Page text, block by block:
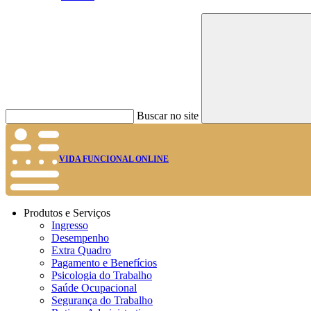
Buscar no site
VIDA FUNCIONAL ONLINE
Produtos e Serviços
Ingresso
Desempenho
Extra Quadro
Pagamento e Benefícios
Psicologia do Trabalho
Saúde Ocupacional
Segurança do Trabalho